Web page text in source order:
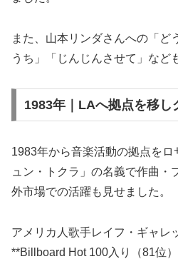
また、山本リンダさんへの「ど
うち」「じんじんさせて」など
1983年｜LAへ拠点を移し
1983年から音楽活動の拠点を
ュン・トクラ」の名義で作曲・
外市場での活躍も見せました。
アメリカ人歌手レイフ・ギャレ
**Billboard Hot 100入り（81位